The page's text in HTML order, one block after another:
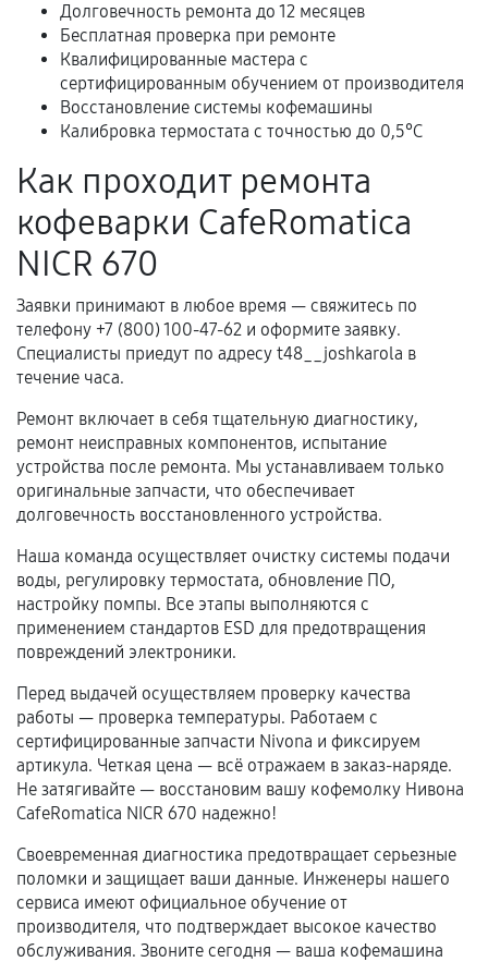
Расширенная гарантия
В некоторых случаях возможно оформление
расширенной гарантии. Стоимость, сроки и
условия продления согласовываются отдельно и
Когда гарантия не действует
механические повреждения, попадание влаги,
перегрев, коррозия.
Самостоятельный ремонт или вмешательство
Естественный износ деталей, если иное не
предусмотрено отдельно.
Обращение после окончания гарантийного
срока.
Программные сбои, если это не указано в
отдельных условиях.
Если комплектующие куплены
самостоятельно
Гарантия на выполненные работы может
сохраняться полностью или частично, если
соблюдены следующие условия:
техническим параметрам и не имеют внешних
дефектов.
Установка была выполнена нашим сервисным
центром.
Долговечность ремонта до 12 месяцев
Бесплатная проверка при ремонте
Квалифицированные мастера с
сертифицированным обучением от производителя
Восстановление системы кофемашины
Калибровка термостата с точностью до 0,5°C
Как проходит ремонта
кофеварки CafeRomatica
NICR 670
Заявки принимают в любое время — свяжитесь по
телефону +7 (800) 100-47-62 и оформите заявку.
Специалисты приедут по адресу t48__joshkarola в
течение часа.
Ремонт включает в себя тщательную диагностику,
ремонт неисправных компонентов, испытание
устройства после ремонта. Мы устанавливаем только
оригинальные запчасти, что обеспечивает
долговечность восстановленного устройства.
Наша команда осуществляет очистку системы подачи
воды, регулировку термостата, обновление ПО,
настройку помпы. Все этапы выполняются с
применением стандартов ESD для предотвращения
повреждений электроники.
Перед выдачей осуществляем проверку качества
работы — проверка температуры. Работаем с
сертифицированные запчасти Nivona и фиксируем
артикула. Четкая цена — всё отражаем в заказ-наряде.
Не затягивайте — восстановим вашу кофемолку Нивона
CafeRomatica NICR 670 надежно!
Своевременная диагностика предотвращает серьезные
поломки и защищает ваши данные. Инженеры нашего
сервиса имеют официальное обучение от
производителя, что подтверждает высокое качество
обслуживания. Звоните сегодня — ваша кофемашина